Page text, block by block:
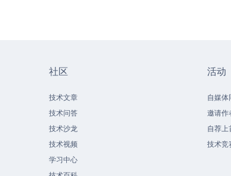
社区
技术文章
技术问答
技术沙龙
技术视频
学习中心
活动
自媒体
邀请作
自荐上
技术竞